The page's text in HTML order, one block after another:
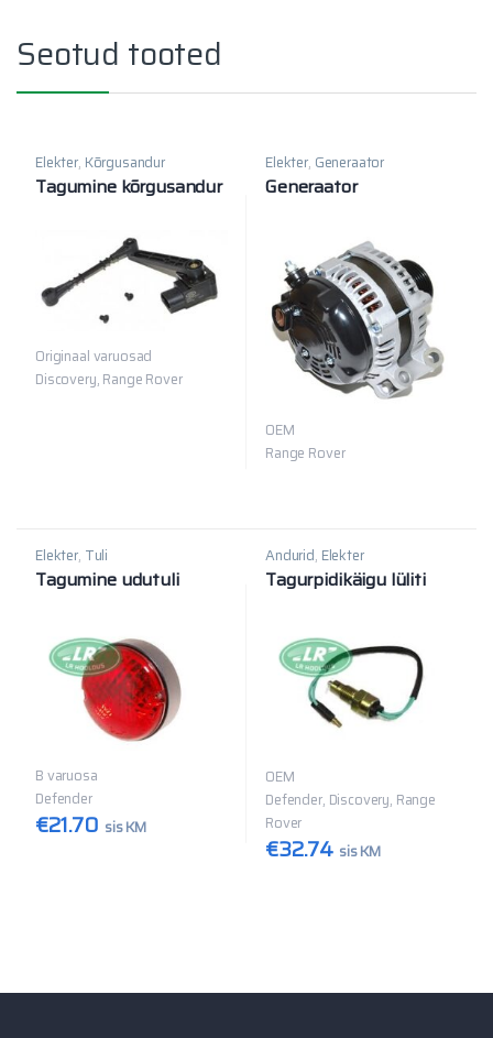
Seotud tooted
Elekter, Kõrgusandur
Tagumine kõrgusandur
Originaal varuosad
Discovery, Range Rover
Elekter, Generaator
Generaator
OEM
Range Rover
Elekter, Tuli
Tagumine udutuli
B varuosa
Defender
€21.70 sis KM
Andurid, Elekter
Tagurpidikäigu lüliti
OEM
Defender, Discovery, Range
Rover
€32.74 sis KM